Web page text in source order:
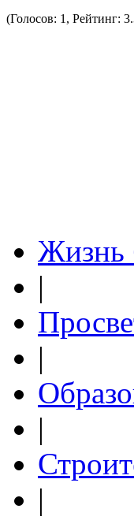
(Голосов: 1, Рейтинг:
Жизнь
|
|
|
|